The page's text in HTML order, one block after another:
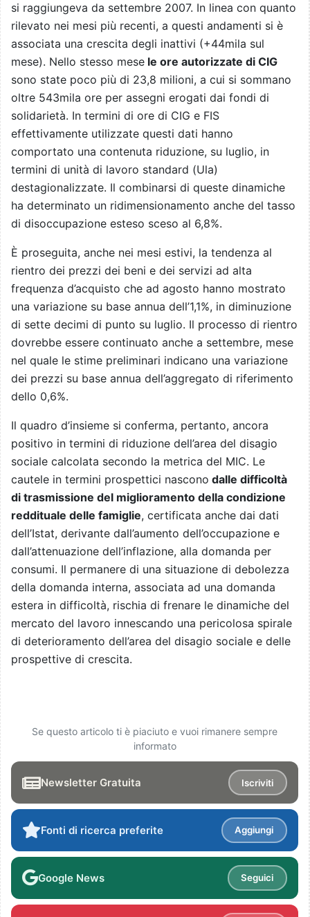
si raggiungeva da settembre 2007. In linea con quanto
rilevato nei mesi più recenti, a questi andamenti si è
associata una crescita degli inattivi (+44mila sul
mese). Nello stesso mese le ore autorizzate di CIG
sono state poco più di 23,8 milioni, a cui si sommano
oltre 543mila ore per assegni erogati dai fondi di
solidarietà. In termini di ore di CIG e FIS
effettivamente utilizzate questi dati hanno
comportato una contenuta riduzione, su luglio, in
termini di unità di lavoro standard (Ula)
destagionalizzate. Il combinarsi di queste dinamiche
ha determinato un ridimensionamento anche del tasso
di disoccupazione esteso sceso al 6,8%.
È proseguita, anche nei mesi estivi, la tendenza al
rientro dei prezzi dei beni e dei servizi ad alta
frequenza d’acquisto che ad agosto hanno mostrato
una variazione su base annua dell’1,1%, in diminuzione
di sette decimi di punto su luglio. Il processo di rientro
dovrebbe essere continuato anche a settembre, mese
nel quale le stime preliminari indicano una variazione
dei prezzi su base annua dell’aggregato di riferimento
dello 0,6%.
Il quadro d’insieme si conferma, pertanto, ancora
positivo in termini di riduzione dell’area del disagio
sociale calcolata secondo la metrica del MIC. Le
cautele in termini prospettici nascono dalle difficoltà
di trasmissione del miglioramento della condizione
reddituale delle famiglie, certificata anche dai dati
dell’Istat, derivante dall’aumento dell’occupazione e
dall’attenuazione dell’inflazione, alla domanda per
consumi. Il permanere di una situazione di debolezza
della domanda interna, associata ad una domanda
estera in difficoltà, rischia di frenare le dinamiche del
mercato del lavoro innescando una pericolosa spirale
di deterioramento dell’area del disagio sociale e delle
prospettive di crescita.
Se questo articolo ti è piaciuto e vuoi rimanere sempre
informato
Newsletter Gratuita Iscriviti
Fonti di ricerca preferite Aggiungi
Google News Seguici